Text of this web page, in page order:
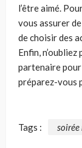
l’être aimé.
vous assurer
de choisir des
Enfin,
partenaire
préparez-vous
Tags :